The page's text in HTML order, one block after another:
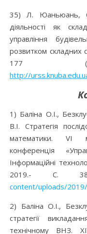
35) Л. Юаньюань,
діяльності як
управління
розвитком складних
177
http://urss.knuba.edu.
1) Баліна О.І.,
В.І. Стратегія
математики. VІ
конференція
Інформаційні
2019.- С. 38-
content/uploads/
2) Баліна О.І.,
стратегії
технічному ВНЗ.